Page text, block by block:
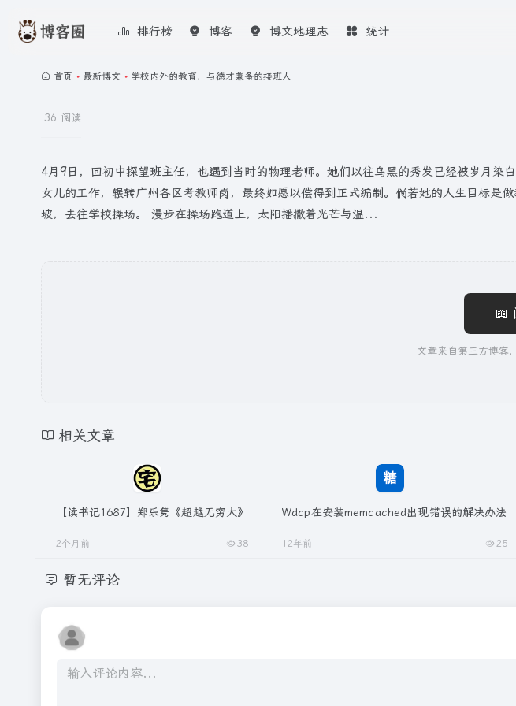
排行榜 博客 博文地理志 统计
首页 • 最新博文 • 学校内外的教育，与德才兼备的接班人
36 阅读
4月9日，回初中探望班主任，也遇到当时的物理老师。她们以往乌黑的秀发已经被岁月
女儿的工作，辗转广州各区考教师岗，最终如愿以偿得到正式编制。倘若她的人生目标是
坡，去往学校操场。 漫步在操场跑道上，太阳播撒着光芒与温...
📖
文章来自第三方博客
相关文章
【读书记1687】郑乐隽《超越无穷大》
2个月前 38
Wdcp在安装memcached出现错误的解决办法
12年前 25
暂无评论